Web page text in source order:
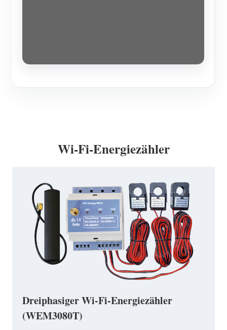
Wi-Fi-Energiezähler
Dreiphasiger Wi-Fi-Energiezähler
(WEM3080T)